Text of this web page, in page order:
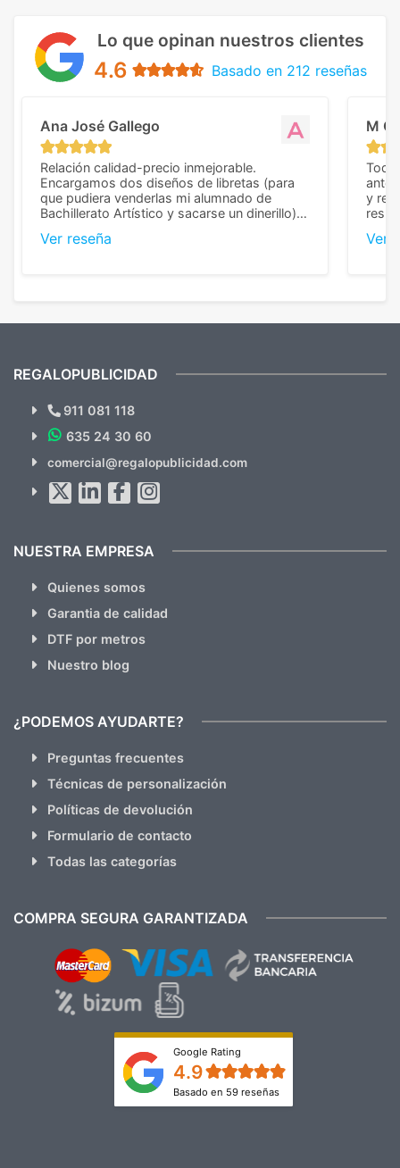
Lo que opinan nuestros clientes
4.6 Basado en 212 reseñas
Ana José Gallego
Relación calidad-precio inmejorable.
Encargamos dos diseños de libretas (para
que pudiera venderlas mi alumnado de
Bachillerato Artístico y sacarse un dinerillo) y
diferencia, con libretas de muy buena calidad
Ver reseña
M C
Todo
y
Ver
¿Quieres ver nuestras últimas
Novedades y Ofertas?
hacemos Spam)
REGALOPUBLICIDAD
911 081 118
635 24 30 60
comercial@regalopublicidad.com
NUESTRA EMPRESA
Quienes somos
Garantia de calidad
DTF por metros
Nuestro blog
¿PODEMOS AYUDARTE?
Preguntas frecuentes
Técnicas de personalización
Políticas de devolución
Formulario de contacto
Todas las categorías
COMPRA SEGURA GARANTIZADA
Google Rating
4.9
Basado en 59 reseñas